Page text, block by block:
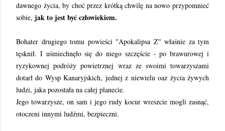
dawnego życia, by choć przez krótką chwilę na nowo przypomnieć
sobie, jak to jest być człowiekiem.
Bohater drugiego tomu powieści "Apokalipsa Z" właśnie za tym
tęsknił. I uśmiechnęło się do niego szczęście - po brawurowej i
ryzykownej podróży powietrznej wraz ze swoimi towarzyszami
dotarł do Wysp Kanaryjskich, jednej z niewielu oaz życia żywych
ludzi, jaka pozostała na całej planecie.
Jego towarzysze, on sam i jego rudy kocur wreszcie mogli zasnąć,
otoczeni innymi ludźmi, bezpieczni.